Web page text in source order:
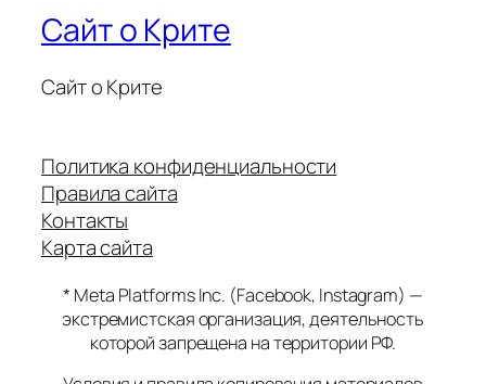
Сайт о Крите
Сайт о Крите
Политика конфиденциальности
Правила сайта
Контакты
Карта сайта
* Meta Platforms Inc. (Facebook, Instagram) —
экстремистская организация, деятельность
которой запрещена на территории РФ.